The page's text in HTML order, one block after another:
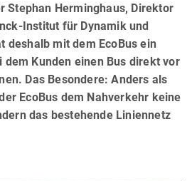
Stephan Herminghaus, Direktor
Institut für Dynamik und
deshalb mit dem EcoBus ein
Kunden einen Bus direkt vor
Das Besondere: Anders als
EcoBus dem Nahverkehr keine
das bestehende Liniennetz